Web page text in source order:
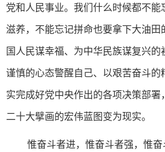
党和人民事业。我们什么时候都不
滋养，不能忘记拼命也要拿下大油田
国人民谋幸福、为中华民族谋复兴
谨慎的心态警醒自己、以艰苦奋斗的
实完成好党中央作出的各项决策部
二十大擘画的宏伟蓝图变为现实。
惟奋斗者进，惟奋斗者强，惟